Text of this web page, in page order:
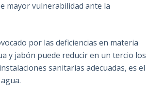
mayor vulnerabilidad ante la
por las deficiencias en materia
y jabón puede reducir en un tercio los
sanitarias adecuadas, es el